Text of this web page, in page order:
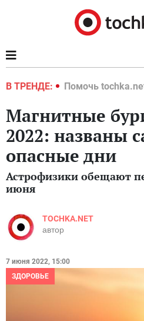
В ТРЕНДЕ:
2022 Помочь
Магнитные
2022: названы
опасные дни
Астрофизики обещают
июня
TOCHKA.NET
автор
7 июня 2022, 15:00
ЗДОРОВЬЕ